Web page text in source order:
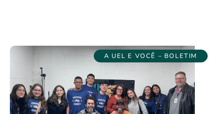
A UEL E VOCÊ – BOLETIM